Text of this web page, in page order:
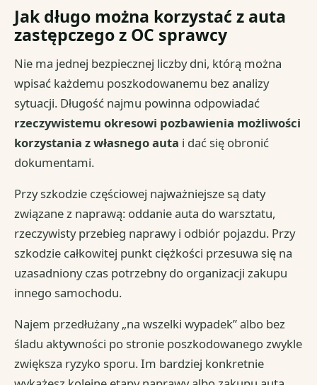
Jak długo można korzystać z auta
zastępczego z OC sprawcy
Nie ma jednej bezpiecznej liczby dni, którą można
wpisać każdemu poszkodowanemu bez analizy
sytuacji. Długość najmu powinna odpowiadać
rzeczywistemu okresowi pozbawienia możliwości
korzystania z własnego auta i dać się obronić
dokumentami.
Przy szkodzie częściowej najważniejsze są daty
związane z naprawą: oddanie auta do warsztatu,
rzeczywisty przebieg naprawy i odbiór pojazdu. Przy
szkodzie całkowitej punkt ciężkości przesuwa się na
uzasadniony czas potrzebny do organizacji zakupu
innego samochodu.
Najem przedłużany „na wszelki wypadek” albo bez
śladu aktywności po stronie poszkodowanego zwykle
zwiększa ryzyko sporu. Im bardziej konkretnie